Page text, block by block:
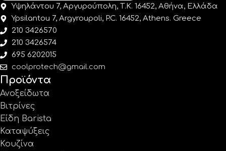
Υψηλάντου 7, Αργυρούπολη, Τ.Κ. 16452, Αθήνα, Ελλάδα
Ypsilantou 7, Argyroupoli, P.C. 16452, Athens. Greece
210 3426570
210 3426574
695 6202015
coolprotech@gmail.com
Προϊόντα
Ανοξείδωτα
Βιτρίνες
Είδη Barista
Καταψύξεις
Κουζίνα